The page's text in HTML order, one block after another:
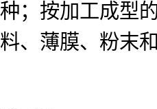
种；按加工成型
料、薄膜、粉末